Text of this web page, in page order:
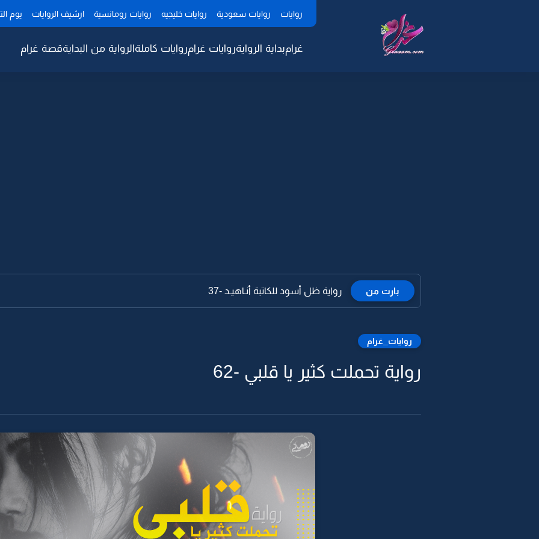
روايات روايات سعودية روايات خليجيه روايات رومانسية ارشيف الروايات يوم
غرامبداية الروايةروايات غرامروايات كاملةالرواية من البدايةقصة غرام
بارت من رواية ظل أسود للكاتبة أنـاهيـد -37
روايات_غرام
رواية تحملت كثير يا قلبي -62